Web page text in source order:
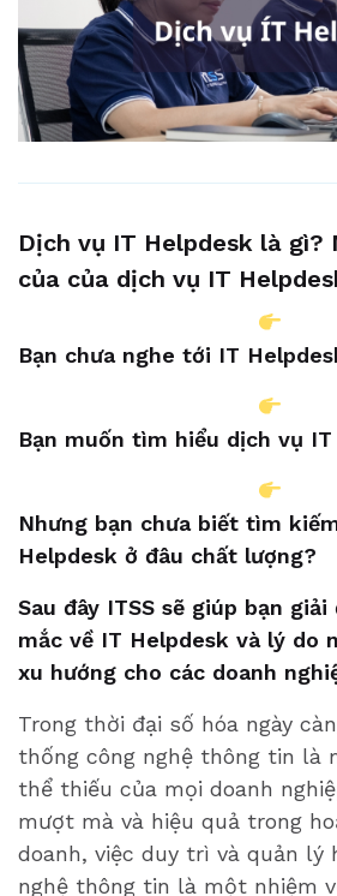
Dịch vụ IT Helpdesk là gì?
của của dịch vụ IT
Bạn chưa nghe tới IT
Bạn muốn tìm hiểu dịch vụ
Nhưng bạn chưa biết tìm
Helpdesk ở đâu chất lượng?
Sau đây ITSS sẽ giúp bạn
mắc về IT Helpdesk và lý do
xu hướng cho các doanh
Trong thời đại số hóa ngày
thống công nghệ thông tin là
thể thiếu của mọi doanh
mượt mà và hiệu quả trong
doanh, việc duy trì và quản lý
nghệ thông tin là một nhiệm